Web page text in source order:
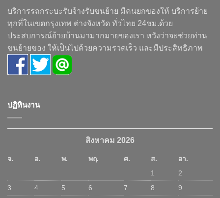
บริการรถกระบะรับจ้างรับขนย้าย มีคนยกของให้ บริการย้าย
ทุกที่ในเขตกรุงเทพ ต่างจังหวัด ทั่วไทย 24ชม.ด้วย
ประสบการณ์ย้ายบ้านมามากมายของเรา หวังว่าจะช่วยท่าน
ขนย้ายของ ให้เป็นไปด้วยความรวดเร็ว และมีประสิทธิภาพ
ปฏิทินงาน
สิงหาคม 2026
จ. อ. พ. พฤ. ศ. ส.
อา.
1
2
3
4 5 6 7 8
9